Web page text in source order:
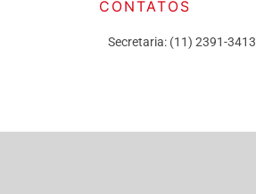
CONTATOS
Secretaria: (11) 2391-3413